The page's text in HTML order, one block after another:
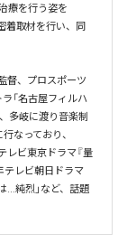
療を行う姿を
着取材を行い、同
督、プロスポーツ
「名古屋フィルハ
多岐に渡り音楽制
なっており、
レビ東京ドラマ『量
テレビ朝日ドラマ
…純烈」など、話題